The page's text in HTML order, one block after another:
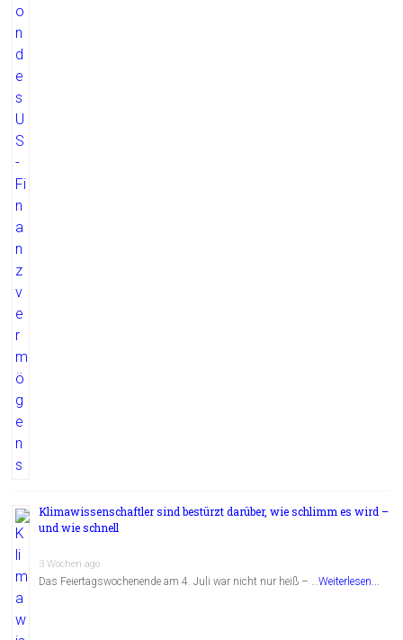
Klimawissenschaftler sind bestürzt darüber, wie schlimm es wird –
und wie schnell
3 Wochen ago
Das Feiertagswochenende am 4. Juli war nicht nur heiß – …Weiterlesen...